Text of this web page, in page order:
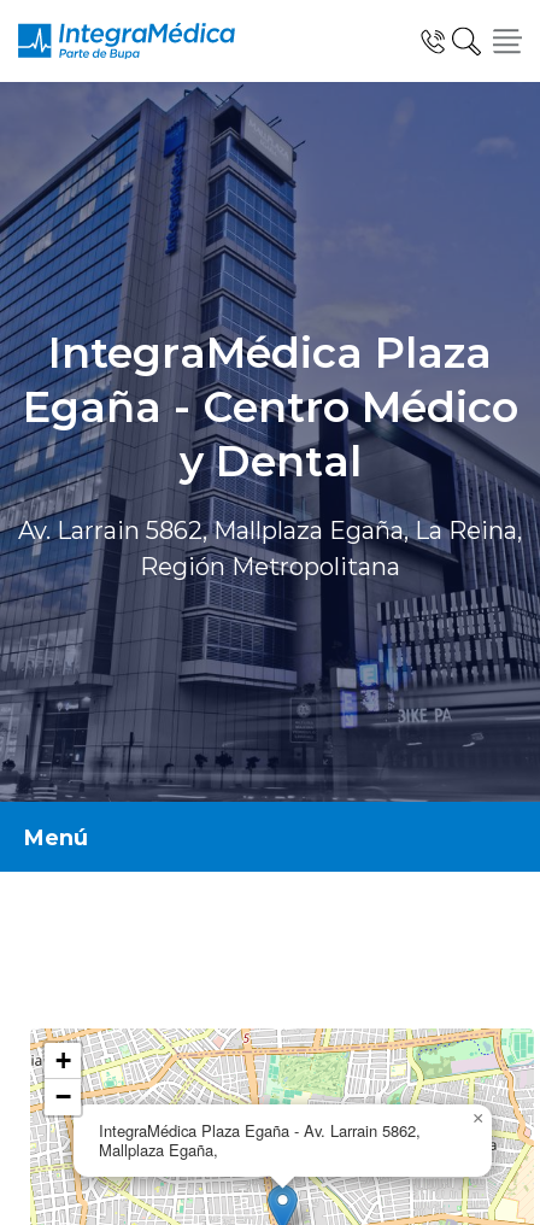
Especialidades y Servicios
Telemedicina Blua
Clínicas Dentales
Planes y Convenios
Pacientes Fonasa
Reserva de Horas
Mi Portal Bupa
IntegraMédica Plaza
Egaña - Centro Médico
y Dental
Av. Larrain 5862, Mallplaza Egaña, La Reina,
Región Metropolitana
Menú
Galería
Horarios
IntegraMédica Plaza Egaña - Av. Larrain 5862,
Mallplaza Egaña,
×
+
−